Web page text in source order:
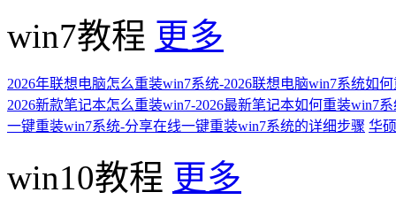
win7教程 更多
2026年联想电脑怎么重装win7系统-2026联想电脑win7系统如
2026新款笔记本怎么重装win7-2026最新笔记本如何重装win7
一键重装win7系统-分享在线一键重装win7系统的详细步骤 华
win10教程 更多